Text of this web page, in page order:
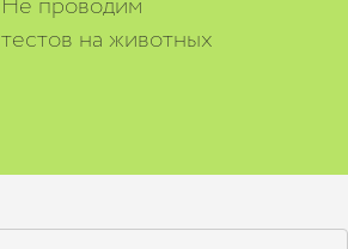
тестов на животных